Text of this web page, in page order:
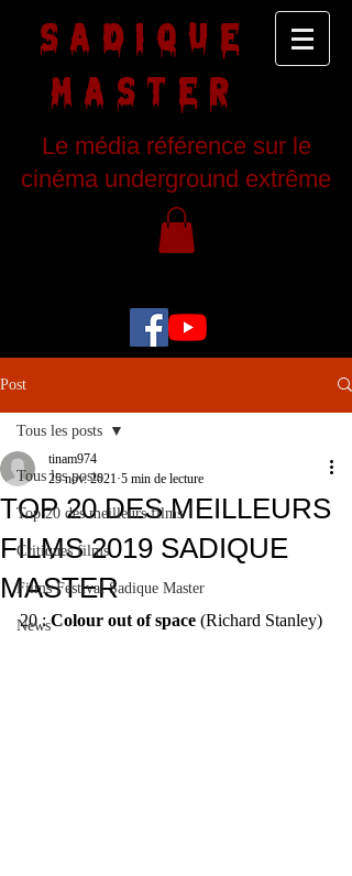
SADIQUE
MASTER
Le média référence sur le
cinéma underground extrême
Post
Tous les posts
Top 20 des meilleurs films
Critiques films
Films Festival Sadique Master
News
Tous les posts
TOP 20 DES MEILLEURS
FILMS 2019 SADIQUE
MASTER
tinam974
25 nov. 2021 5 min de lecture
20 : Colour out of space (Richard Stanley)